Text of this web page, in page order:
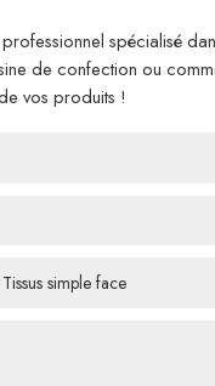
spécialisé
de confection ou
vos produits !